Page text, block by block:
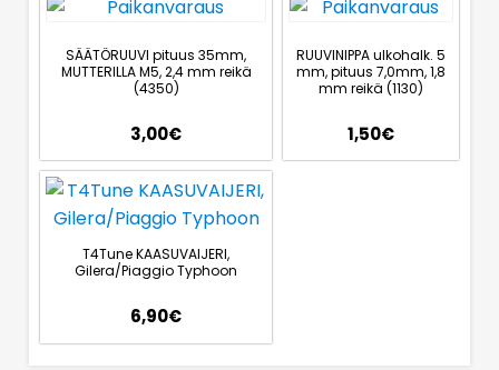
SÄÄTÖRUUVI pituus 35mm,
MUTTERILLA M5, 2,4 mm reikä
(4350)
3,00€
RUUVINIPPA ulkohalk. 5
mm, pituus 7,0mm, 1,8
mm reikä (1130)
1,50€
T4Tune KAASUVAIJERI,
Gilera/Piaggio Typhoon
6,90€